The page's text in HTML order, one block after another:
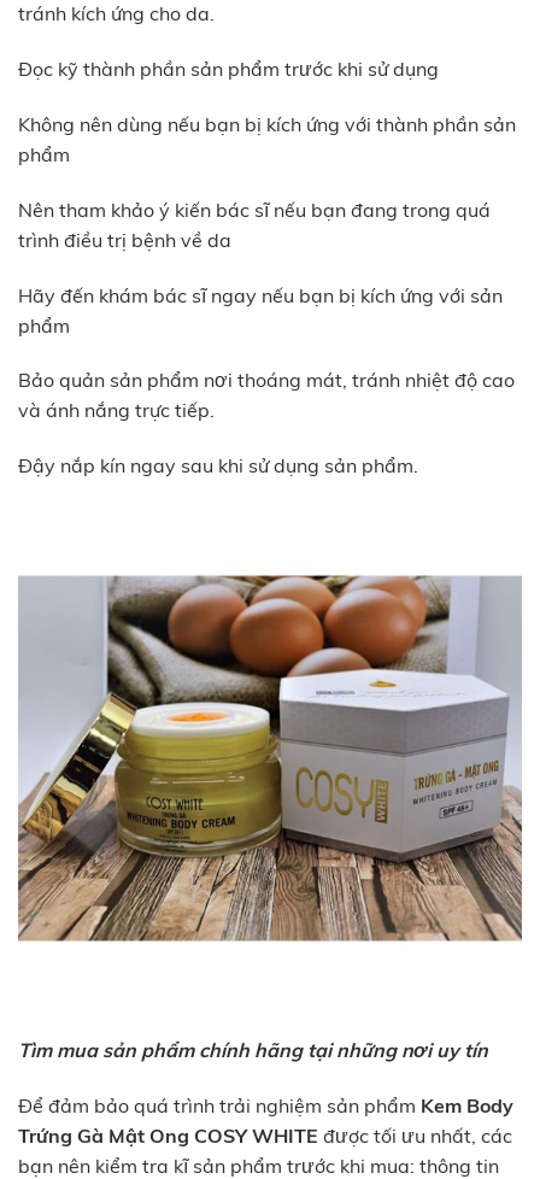
tránh kích ứng cho da.
Đọc kỹ thành phần sản phẩm trước khi sử dụng
Không nên dùng nếu bạn bị kích ứng với thành phần sản
phẩm
Nên tham khảo ý kiến bác sĩ nếu bạn đang trong quá
trình điều trị bệnh về da
Hãy đến khám bác sĩ ngay nếu bạn bị kích ứng với sản
phẩm
Bảo quản sản phẩm nơi thoáng mát, tránh nhiệt độ cao
và ánh nắng trực tiếp.
Đậy nắp kín ngay sau khi sử dụng sản phẩm.
Tìm mua sản phẩm chính hãng tại những nơi uy tín
Để đảm bảo quá trình trải nghiệm sản phẩm Kem Body
Trứng Gà Mật Ong COSY WHITE được tối ưu nhất, các
bạn nên kiểm tra kĩ sản phẩm trước khi mua: thông tin